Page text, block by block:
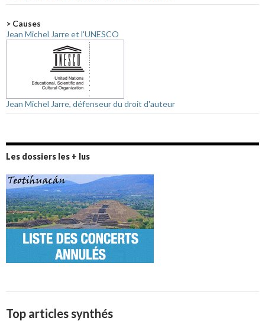
> Causes
Jean Michel Jarre et l'UNESCO
Jean Michel Jarre, défenseur du droit d'auteur
Les dossiers les + lus
Top articles synthés